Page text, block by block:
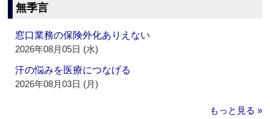
無季言
窓口業務の保険外化ありえない
2026年08月05日 (水)
汗の悩みを医療につなげる
2026年08月03日 (月)
もっと見る »